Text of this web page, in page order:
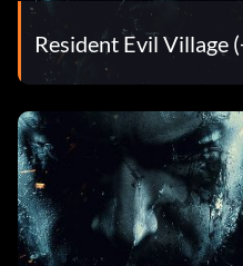
Resident Evil Village